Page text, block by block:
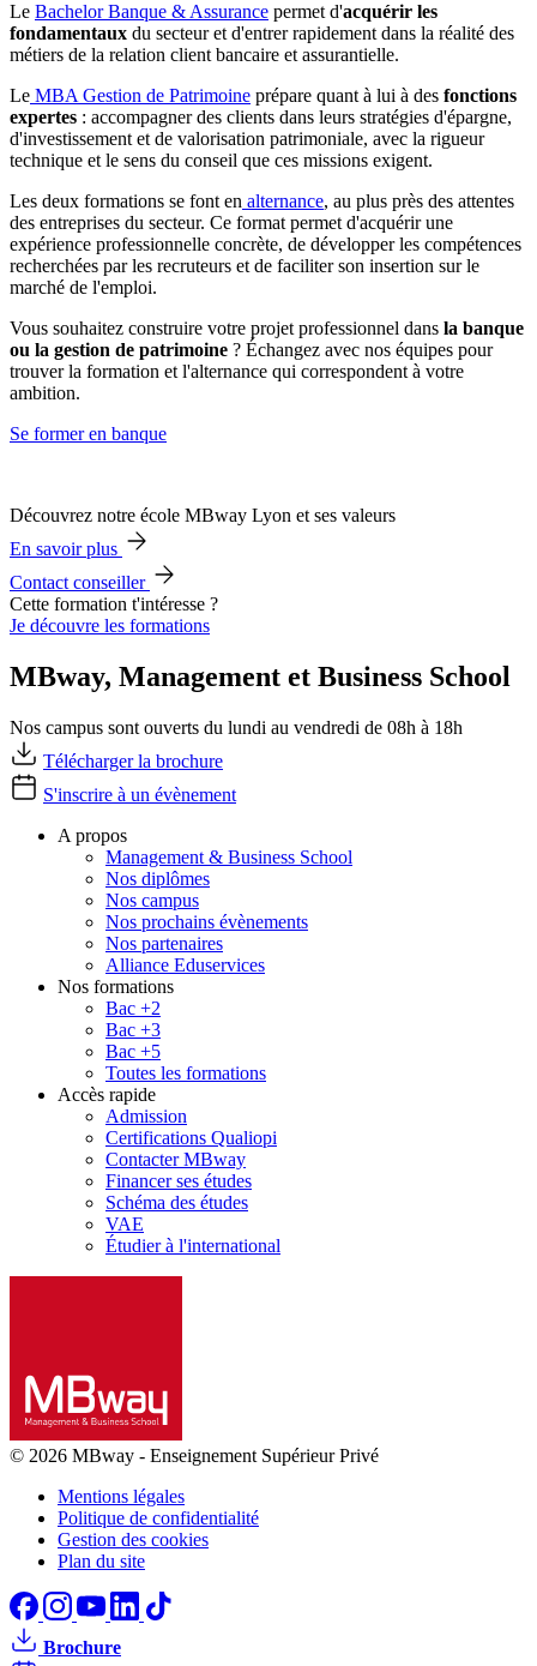
Le Bachelor Banque & Assurance permet d'acquérir les
fondamentaux du secteur et d'entrer rapidement dans la réalité des
métiers de la relation client bancaire et assurantielle.
Le MBA Gestion de Patrimoine prépare quant à lui à des fonctions
expertes : accompagner des clients dans leurs stratégies d'épargne,
d'investissement et de valorisation patrimoniale, avec la rigueur
technique et le sens du conseil que ces missions exigent.
Les deux formations se font en alternance, au plus près des attentes
des entreprises du secteur. Ce format permet d'acquérir une
expérience professionnelle concrète, de développer les compétences
recherchées par les recruteurs et de faciliter son insertion sur le
marché de l'emploi.
Vous souhaitez construire votre projet professionnel dans la banque
ou la gestion de patrimoine ? Échangez avec nos équipes pour
trouver la formation et l'alternance qui correspondent à votre
ambition.
Se former en banque
Découvrez notre école MBway Lyon et ses valeurs
En savoir plus
Contact conseiller
Cette formation t'intéresse ?
Je découvre les formations
MBway, Management et Business School
Nos campus sont ouverts du lundi au vendredi de 08h à 18h
Télécharger la brochure
S'inscrire à un évènement
A propos
Management & Business School
Nos diplômes
Nos campus
Nos prochains évènements
Nos partenaires
Alliance Eduservices
Nos formations
Bac +2
Bac +3
Bac +5
Toutes les formations
Accès rapide
Admission
Certifications Qualiopi
Contacter MBway
Financer ses études
Schéma des études
VAE
Étudier à l'international
© 2026 MBway - Enseignement Supérieur Privé
Mentions légales
Politique de confidentialité
Gestion des cookies
Plan du site
Brochure